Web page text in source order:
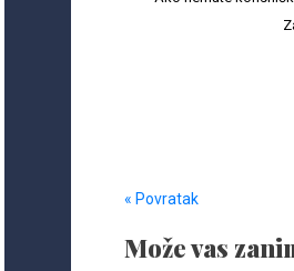
« Povratak
Može vas